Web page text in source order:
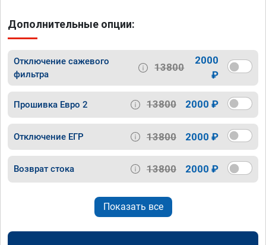
Дополнительные опции:
Отключение сажевого
фильтра
13800
2000
₽
Прошивка Евро 2 13800 2000 ₽
Отключение ЕГР 13800 2000 ₽
Возврат стока 13800 2000 ₽
Показать все